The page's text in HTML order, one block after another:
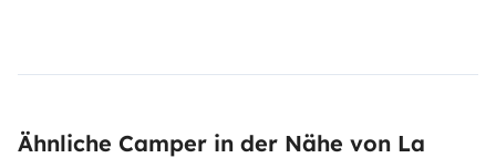
Ähnliche Camper in der Nähe von La